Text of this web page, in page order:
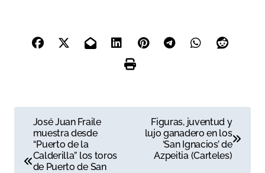
v
José Juan Fraile
muestra desde
“Puerto de la
Calderilla” los toros
de Puerto de San
Figuras, juventud y
lujo ganadero en los
‘San Ignacios’ de
Azpeitia (Carteles)